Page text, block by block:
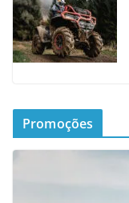
Promoções